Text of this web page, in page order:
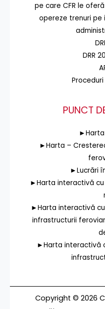
pe care CFR le
opereze trenuri
DRR
PUNCT
►Harta
►Harta –
►Lucrări
►Harta interactivă
►Harta interactivă
infrastructurii
►Harta interactivă
Copyright © 2026